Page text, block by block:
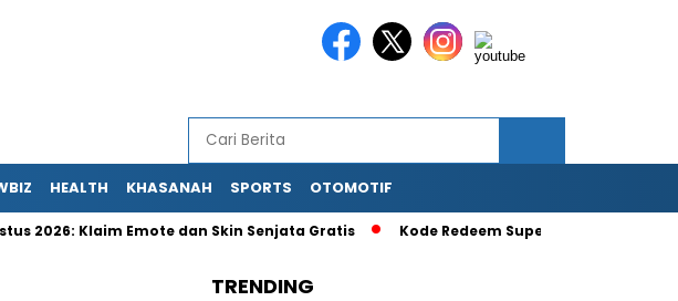
HEALTH KHASANAH SPORTS OTOMOTIF
2026: Klaim Emote dan Skin Senjata Gratis Kode Redeem Super Bear Adventure
TRENDING